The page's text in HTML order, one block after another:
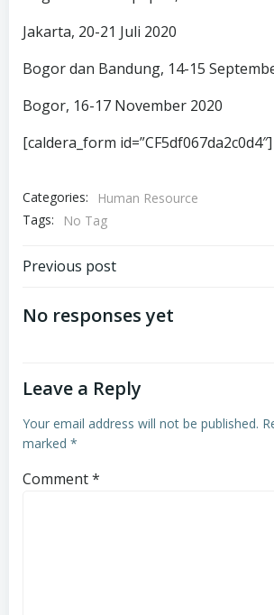
Jakarta, 20-21 Juli 2020
Bogor dan Bandung, 14-15
Bogor, 16-17 November 2020
[caldera_form id=”CF5df067da2c0d4″]
Categories:
Human Resource
Tags:
No Tag
Post
navigation
Previous post
No responses yet
Leave a Reply
Your email address will not be published.
marked *
Comment*